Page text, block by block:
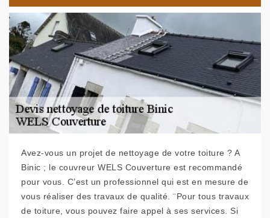
Avez-vous un projet de nettoyage de votre toiture ? A
Binic ; le couvreur WELS Couverture est recommandé
pour vous. C’est un professionnel qui est en mesure de
vous réaliser des travaux de qualité. ¨Pour tous travaux
de toiture, vous pouvez faire appel à ses services. Si